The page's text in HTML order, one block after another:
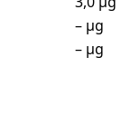
– µg
– µg